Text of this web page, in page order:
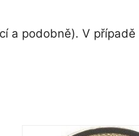
a podobně). V případě